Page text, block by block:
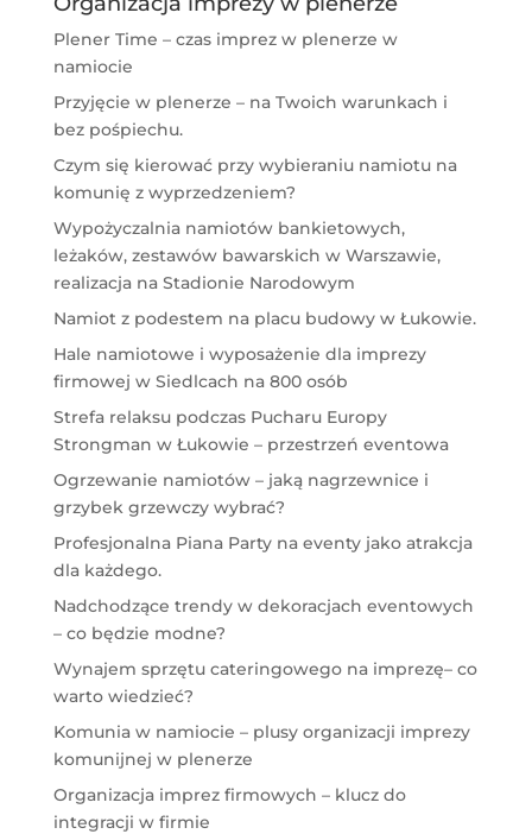
Plener Time – czas imprez w plenerze w
namiocie
Przyjęcie w plenerze – na Twoich warunkach i
bez pośpiechu.
Czym się kierować przy wybieraniu namiotu na
komunię z wyprzedzeniem?
Wypożyczalnia namiotów bankietowych,
leżaków, zestawów bawarskich w Warszawie,
realizacja na Stadionie Narodowym
Namiot z podestem na placu budowy w Łukowie.
Hale namiotowe i wyposażenie dla imprezy
firmowej w Siedlcach na 800 osób
Strefa relaksu podczas Pucharu Europy
Strongman w Łukowie – przestrzeń eventowa
Ogrzewanie namiotów – jaką nagrzewnice i
grzybek grzewczy wybrać?
Profesjonalna Piana Party na eventy jako atrakcja
dla każdego.
Nadchodzące trendy w dekoracjach eventowych
– co będzie modne?
Wynajem sprzętu cateringowego na imprezę– co
warto wiedzieć?
Komunia w namiocie – plusy organizacji imprezy
komunijnej w plenerze
Organizacja imprez firmowych – klucz do
integracji w firmie